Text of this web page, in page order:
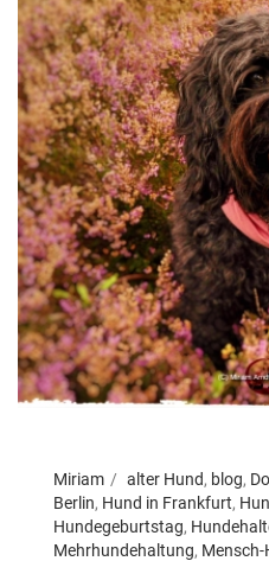
Miriam alter Hund, blog,
Berlin, Hund in Frankfurt,
Hundegeburtstag,
Mehrhundehaltung, Mensch-